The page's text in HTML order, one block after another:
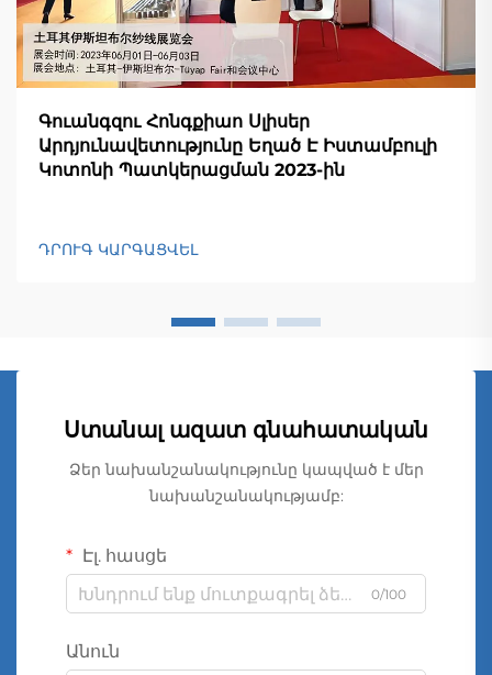
Գուանգզու Հոնգքիաո Սլիսեր
Արդյունավետությունը Եղած Է Իստամբուլի
Կոտոնի Պատկերացման 2023-ին
ԴՐՈՒԳ ԿԱՐԳԱՑՎԵԼ
Ստանալ ազատ գնահատական
Ձեր նախանշանակությունը կապված է մեր
նախանշանակությամբ:
Էլ. հասցե
0/100
Անուն